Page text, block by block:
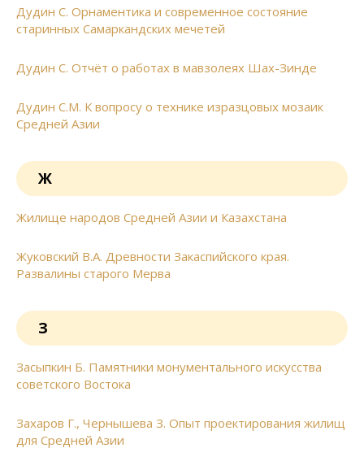
Дудин С. Орнаментика и современное состояние
старинных Самаркандских мечетей
Дудин С. Отчёт о работах в мавзолеях Шах-Зинде
Дудин С.М. К вопросу о технике изразцовых мозаик
Средней Азии
Ж
Жилище народов Средней Азии и Казахстана
Жуковский В.А. Древности Закаспийского края.
Развалины старого Мерва
З
Засыпкин Б. Памятники монументального искусства
советского Востока
Захаров Г., Чернышева З. Опыт проектирования жилищ
для Средней Азии